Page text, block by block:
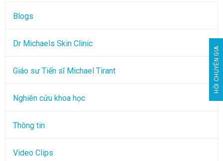
Blogs
Dr Michaels Skin Clinic
Giáo sư Tiến sĩ Michael Tirant
Nghiên cứu khoa học
Thông tin
Video Clips
HỎI CHUYÊN GIA